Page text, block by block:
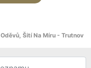
Šití Na Míru - Trutnov